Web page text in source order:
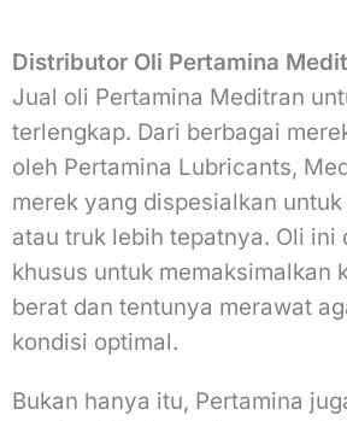
Distributor Oli Pertamina
Jual oli Pertamina Meditran
terlengkap. Dari berbagai
oleh Pertamina Lubricants,
merek yang dispesialkan
atau truk lebih tepatnya. Oli ini
khusus untuk memaksimalkan
berat dan tentunya merawat
kondisi optimal.
Bukan hanya itu, Pertamina